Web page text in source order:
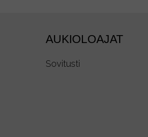
AUKIOLOAJAT
Sovitusti